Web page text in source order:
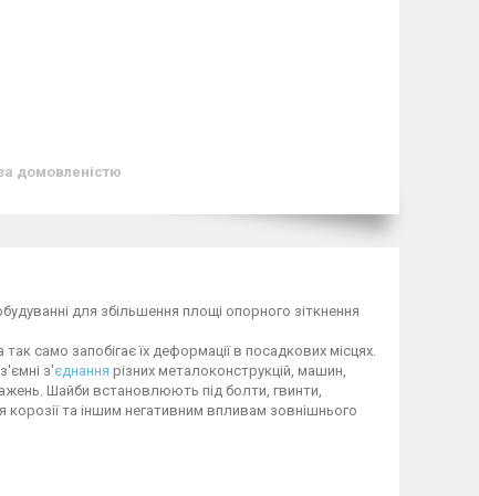
домовленістю
для збільшення площі опорного зіткнення
само запобігає їх деформації в посадкових місцях.
з'єднання різних металоконструкцій, машин,
Шайби встановлюють під болти, гвинти,
корозії та іншим негативним впливам зовнішнього